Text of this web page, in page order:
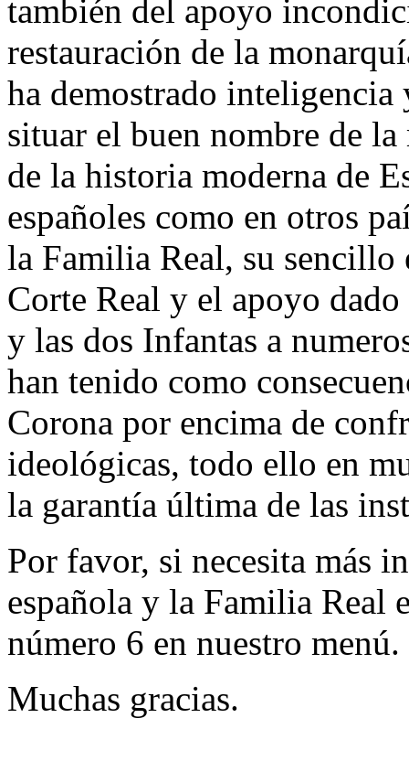
también del apoyo
restauración de la
ha demostrado inteligencia
situar el buen nombre de
de la historia moderna de
españoles como en otros
la Familia Real, su sencillo
Corte Real y el apoyo
y las dos Infantas a
han tenido como
Corona por encima de
ideológicas, todo ello en
la garantía última de las
Por favor, si necesita más
española y la Familia Real
número 6 en nuestro menú.
Muchas gracias.